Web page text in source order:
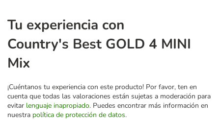
Tu experiencia con
Country's Best GOLD 4 MINI
Mix
¡Cuéntanos tu experiencia con este producto! Por favor, ten en
cuenta que todas las valoraciones están sujetas a moderación para
evitar lenguaje inapropiado. Puedes encontrar más información en
nuestra política de protección de datos.